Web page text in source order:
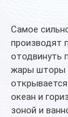
Самое
производят
отодвинуть
жары шторы
океан и
зоной и